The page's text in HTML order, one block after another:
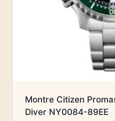
Montre Citizen
Diver NY0084-89EE